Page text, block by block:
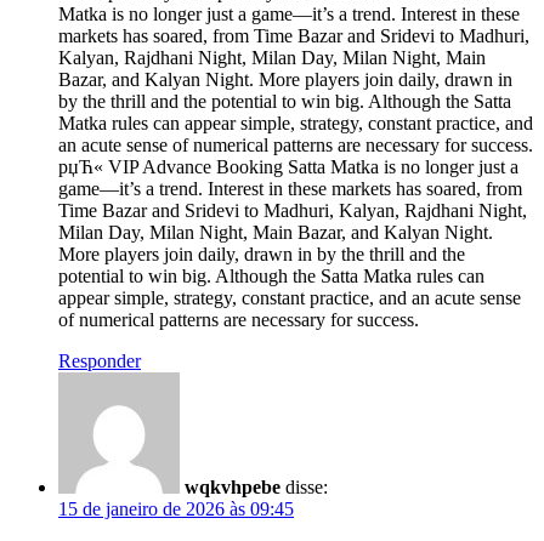
Matka is no longer just a game—it’s a trend. Interest in these
markets has soared, from Time Bazar and Sridevi to Madhuri,
Kalyan, Rajdhani Night, Milan Day, Milan Night, Main
Bazar, and Kalyan Night. More players join daily, drawn in
by the thrill and the potential to win big. Although the Satta
Matka rules can appear simple, strategy, constant practice, and
an acute sense of numerical patterns are necessary for success.
рџЋ« VIP Advance Booking Satta Matka is no longer just a
game—it’s a trend. Interest in these markets has soared, from
Time Bazar and Sridevi to Madhuri, Kalyan, Rajdhani Night,
Milan Day, Milan Night, Main Bazar, and Kalyan Night.
More players join daily, drawn in by the thrill and the
potential to win big. Although the Satta Matka rules can
appear simple, strategy, constant practice, and an acute sense
of numerical patterns are necessary for success.
Responder
wqkvhpebe disse:
15 de janeiro de 2026 às 09:45